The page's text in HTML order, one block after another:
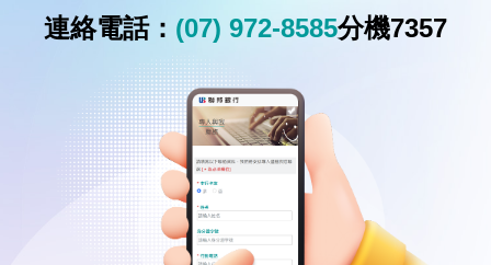
連絡電話： (07) 972-8585分機7357